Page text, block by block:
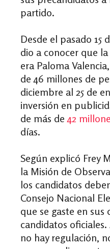
partido.
Desde el pasado 15
dio a conocer que
era Paloma
de 46 millones de
diciembre al 25 de
inversión en
de más de42
días.
Según explicó Frey
la Misión de
los candidatos
Consejo Nacional
que se gaste en sus
candidatos
no hay regulación,